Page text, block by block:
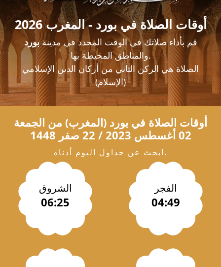
أوقات الصلاة في بورد - المغرب 2026
قم بأداء صلاتك في الوقت المحدد في مدينةبورد
والمناطق المحيطة بها.
الصلاة هي الركن الثاني من أركان الدين الإسلامي
(الإسلام)
أوقات الصلاة في بورد (المغرب) من الجمعة
02 أغسطس 2023 / 22 صفر 1448
ابحث عن جداول اليوم أدناه.
الفجر
04:49
الشروق
06:25